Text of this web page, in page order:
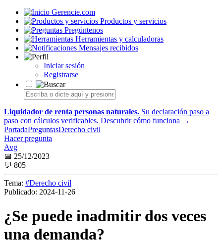
Gerencie.com
Productos y servicios
Pregúntenos
Herramientas y calculadoras
Mensajes recibidos
Iniciar sesión
Registrarse
Liquidador de renta personas naturales. Su declaración paso a
paso con cálculos verificables. Descubrir cómo funciona →
PortadaPreguntasDerecho civil
Hacer pregunta
Avg
📅 25/12/2023
💬 805
Tema: #Derecho civil
Publicado: 2024-11-26
¿Se puede inadmitir dos veces
una demanda?